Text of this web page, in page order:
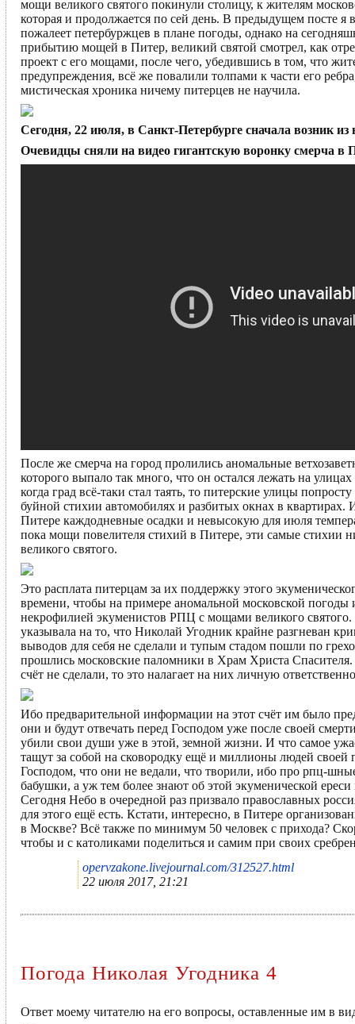
мощи великого святого покинули столицу, к жителям
которая и продолжается по сей день. В предыдущем посте
пожалеет петербуржцев в плане погоды, однако на
прибытию мощей в Питер, великий святой смотрел, как
проект с его мощами, после чего, убедившись в том, что
предупреждения, всё же повалили толпами к части его
мистическая хроника ничему питерцев не научила.
Сегодня, 22 июля, в Санкт-Петербурге сначала возник
Очевидцы сняли на видео гигантскую воронку смерча в
После же смерча на город пролились аномальные
которого выпало так много, что он остался лежать на
когда град всё-таки стал таять, то питерские улицы
буйной стихии автомобилях и разбитых окнах в
Питере каждодневные осадки и невысокую для июля
пока мощи повелителя стихий в Питере, эти самые стихии
великого святого.
Это расплата питерцам за их поддержку этого
времени, чтобы на примере аномальной московской
некрофилией экуменистов РПЦ с мощами великого
указывала на то, что Николай Угодник крайне разгневан
выводов для себя не сделали и тупым стадом пошли по
прошлись московские паломники в Храм Христа
счёт не сделали, то это налагает на них личную
Ибо предварительной информации на этот счёт им было
они и будут отвечать перед Господом уже после своей
убили свои души уже в этой, земной жизни. И что самое
тащут за собой на сковородку ещё и миллионы людей
Господом, что они не ведали, что творили, ибо про рпц-
бабушки, а уж тем более знают об этой экуменической
Сегодня Небо в очередной раз призвало православных
для этого ещё есть. Кстати, интересно, в Питере
в Москве? Всё также по минимум 50 человек с прихода?
чтобы и с католиками поделиться и самим при своих
opervzakone.livejournal.com/312527.html
22 июля 2017, 21:21
Погода Николая Угодника 4
Ответ моему читателю на его вопросы, оставленные им в